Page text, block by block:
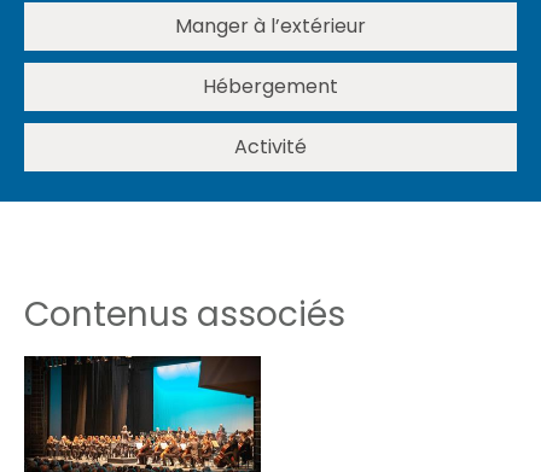
Manger à l’extérieur
Hébergement
Activité
Contenus associés